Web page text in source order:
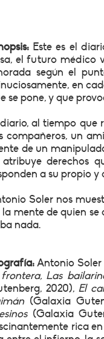
Este es el
el futuro médico
según el
en
se pone, y que
diario, al tiempo que
compañeros, un
de un
atribuye derechos
a su propio y
Soler nos
la mente de quien se
nada.
Antonio Soler
Las
2020),El
(Galaxia
(Galaxia
rica